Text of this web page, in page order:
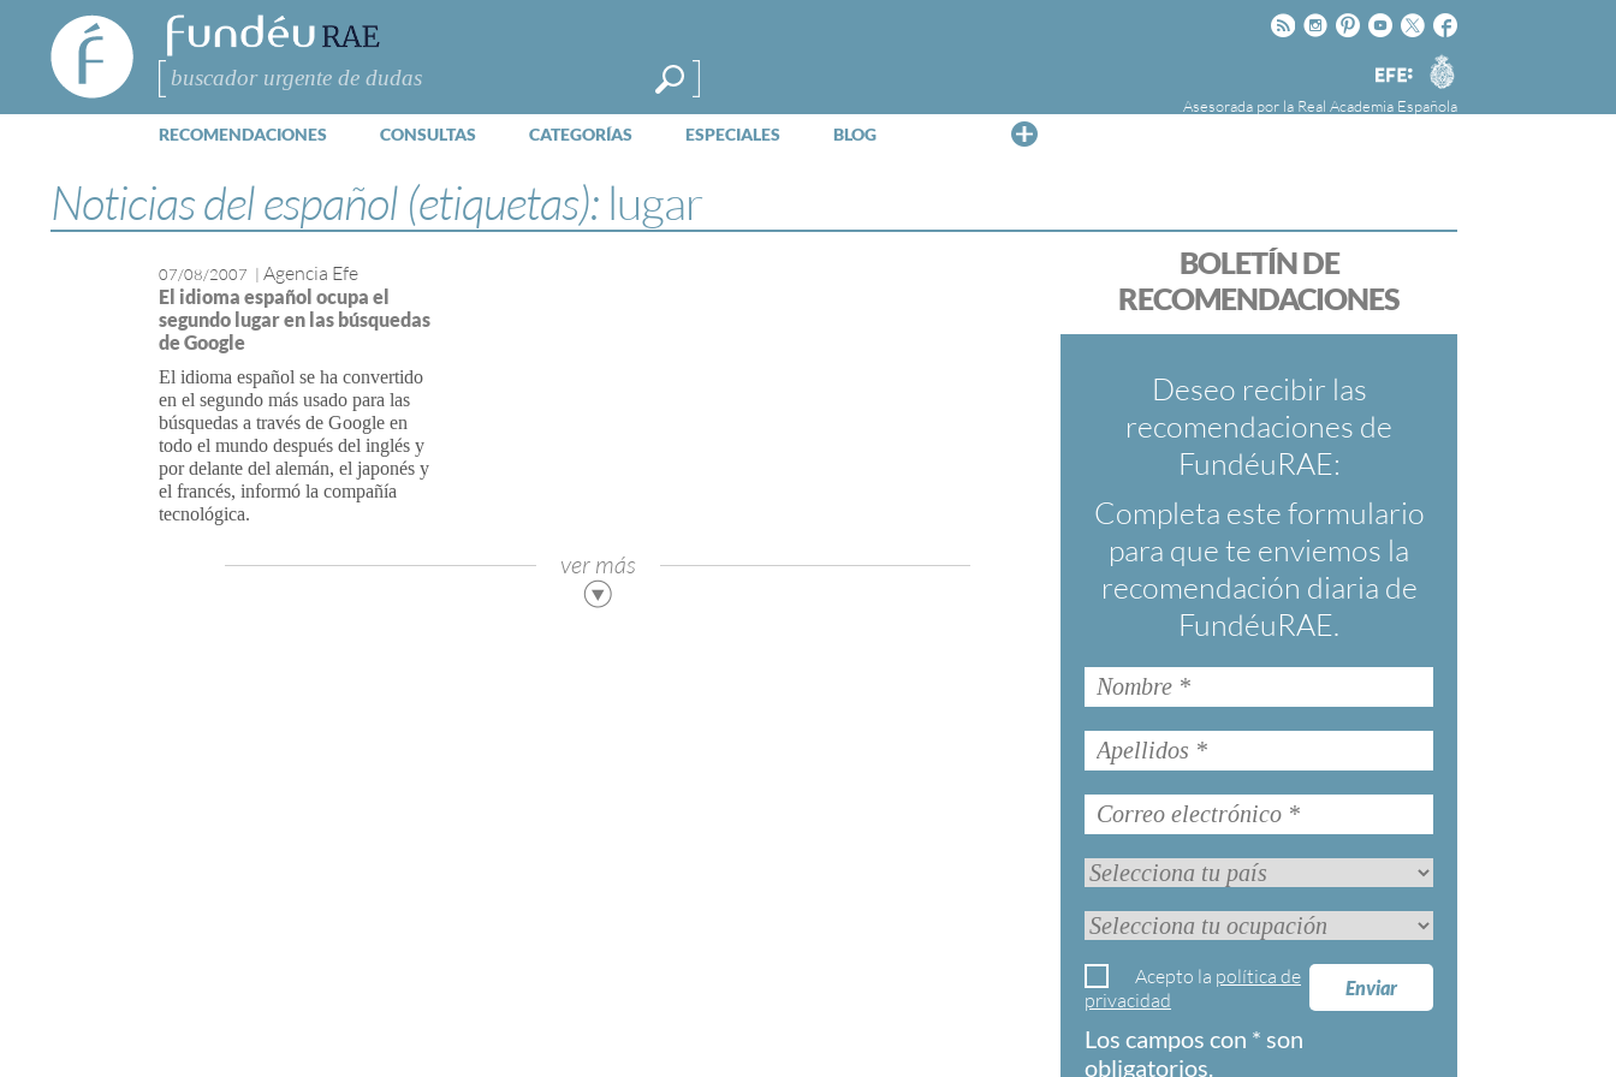
FundéuRAE
- Fundación
del Español
Urgente
Buscar
Facebook
Twitter
Youtube
Pinteres
Instagram
Rss
Agencia
EFE
Asesorada por la Real Academia Española
RECOMENDACIONES CONSULTAS CATEGORÍAS ESPECIALES BLOG
la Agencia Efe y la Real Academia Española,
cuyo objetivo es colaborar con el buen uso del
español en los medios de comunicación y en
Internet.
Noticias del español (etiquetas): lugar
BOLETÍN DE
RECOMENDACIONES
Deseo recibir las
recomendaciones de
FundéuRAE:
Completa este formulario
para que te enviemos la
recomendación diaria de
FundéuRAE.
Enviar
Acepto la política de
privacidad
Los campos con * son
obligatorios.
07/08/2007 | Agencia Efe
El idioma español ocupa el
segundo lugar en las búsquedas
de Google
El idioma español se ha convertido
en el segundo más usado para las
búsquedas a través de Google en
todo el mundo después del inglés y
por delante del alemán, el japonés y
el francés, informó la compañía
tecnológica.
ver más